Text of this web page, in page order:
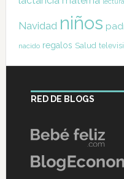
Navidad niños
nacido regalos Salud
RED DE BLOGS